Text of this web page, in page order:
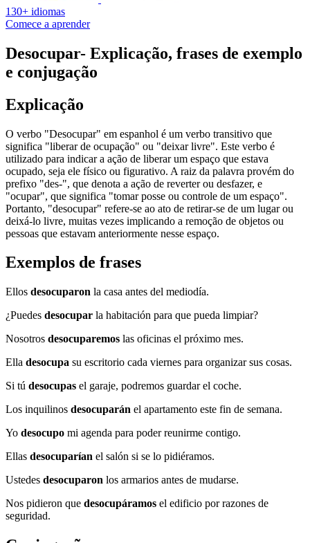
130+ idiomas
Comece a aprender
Desocupar- Explicação, frases de exemplo
e conjugação
Explicação
O verbo "Desocupar" em espanhol é um verbo transitivo que
significa "liberar de ocupação" ou "deixar livre". Este verbo é
utilizado para indicar a ação de liberar um espaço que estava
ocupado, seja ele físico ou figurativo. A raiz da palavra provém do
prefixo "des-", que denota a ação de reverter ou desfazer, e
"ocupar", que significa "tomar posse ou controle de um espaço".
Portanto, "desocupar" refere-se ao ato de retirar-se de um lugar ou
deixá-lo livre, muitas vezes implicando a remoção de objetos ou
pessoas que estavam anteriormente nesse espaço.
Exemplos de frases
Ellos desocuparon la casa antes del mediodía.
¿Puedes desocupar la habitación para que pueda limpiar?
Nosotros desocuparemos las oficinas el próximo mes.
Ella desocupa su escritorio cada viernes para organizar sus cosas.
Si tú desocupas el garaje, podremos guardar el coche.
Los inquilinos desocuparán el apartamento este fin de semana.
Yo desocupo mi agenda para poder reunirme contigo.
Ellas desocuparían el salón si se lo pidiéramos.
Ustedes desocuparon los armarios antes de mudarse.
Nos pidieron que desocupáramos el edificio por razones de
seguridad.